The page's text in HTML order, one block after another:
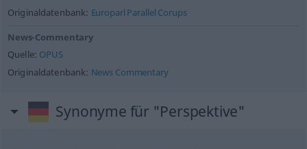
Originaldatenbank: Europarl Parallel Corups
News-Commentary
Quelle: OPUS
Originaldatenbank: News Commentary
Synonyme für "Perspektive"